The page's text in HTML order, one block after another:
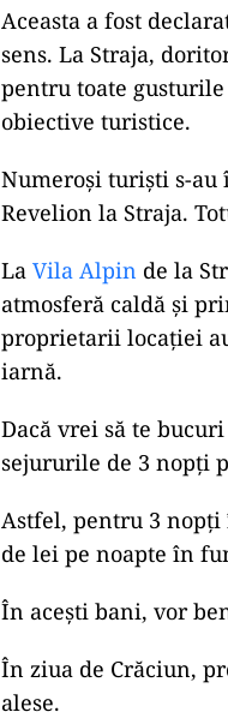
Aceasta a fost
sens. La Straja,
pentru toate
obiective turistice.
Numeroși turiști s-au
Revelion la Straja.
La Vila Alpin de la
atmosferă caldă și
proprietarii locației
iarnă.
Dacă vrei să te
sejururile de 3 nopți
Astfel, pentru 3
de lei pe noapte în
În acești bani, vor
În ziua de Crăciun,
alese.